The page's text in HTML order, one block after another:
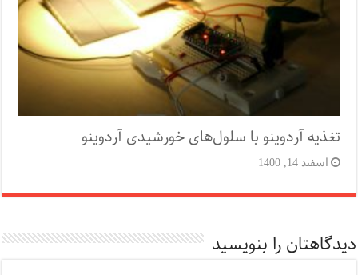
تغذیه آردوینو با سلول‌های خورشیدی آردوینو
اسفند 14, 1400
دیدگاهتان را بنویسید